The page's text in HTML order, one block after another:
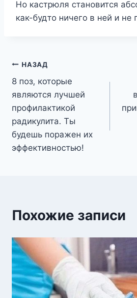
Но кастрюля становится
как-будто ничего в ней и не
Навигация
по
записям
НАЗАД
8 поз, которые
являются лучшей
профилактикой
радикулита. Ты
будешь поражен их
эффективностью!
Похожие записи